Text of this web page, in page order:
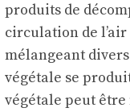
produits de
circulation de
mélangeant
végétale se
végétale peut être